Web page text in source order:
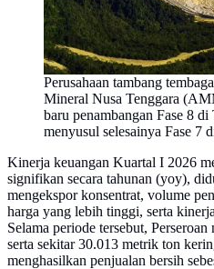
Perusahaan tambang
Mineral Nusa Tenggara
baru penambangan Fase 8
menyusul selesainya Fase 7
Kinerja keuangan Kuartal I 2026
signifikan secara tahunan (yoy),
mengekspor konsentrat, volume
harga yang lebih tinggi, serta
Selama periode tersebut,
serta sekitar 30.013 metrik ton
menghasilkan penjualan bersih